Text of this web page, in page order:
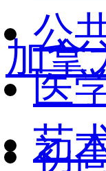
加拿
初
公
医
艺